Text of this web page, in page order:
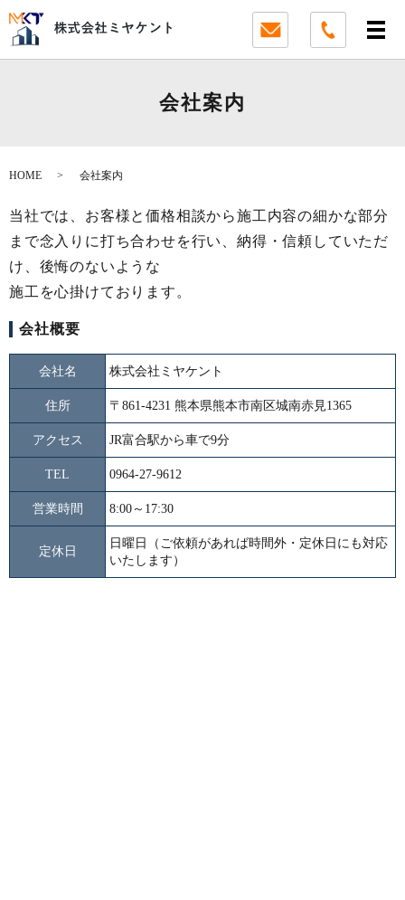
会社案内
HOME 会社案内
当社では、お客様と価格相談から施工内容の細かな部分
まで念入りに打ち合わせを行い、 納得・信頼していただ
け、後悔のないような
施工を心掛けております。
会社概要
会社名 株式会社ミヤケント
住所 〒861-4231 熊本県熊本市南区城南赤見1365
アクセス JR富合駅から車で9分
TEL 0964-27-9612
営業時間 8:00～17:30
定休日
日曜日（ご依頼があれば時間外・定休日にも対応
いたします）